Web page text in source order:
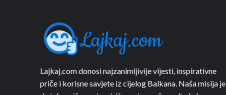
Lajkaj.com donosi najzanimljivije vijesti, inspirativne
priče i korisne savjete iz cijelog Balkana. Naša misija je